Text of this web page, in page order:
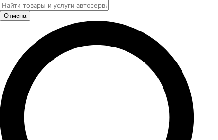
Отмена